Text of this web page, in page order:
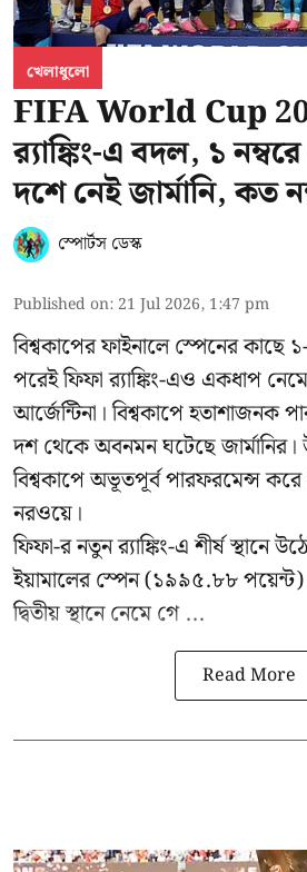
খেলাধুলো
FIFA World Cup
র‍্যাঙ্কিং-এ বদল, ১
দশে নেই জার্মানি, কত
স্পোর্টস ডেস্ক
Published on: 21 Jul 2026, 1:47 pm
বিশ্বকাপের ফাইনালে স্পেনের
পরেই ফিফা র‍্যাঙ্কিং-এও একধাপ
আর্জেন্টিনা। বিশ্বকাপে হতাশাজনক
দশ থেকে অবনমন ঘটেছে জার্মানির।
বিশ্বকাপে অভূতপূর্ব পারফরমেন্স
নরওয়ে।
ফিফা-র নতুন র‍্যাঙ্কিং-এ শীর্ষ স্থানে
ইয়ামালের স্পেন (১৯৯৫.৮৮ পয়েন্ট)।
দ্বিতীয় স্থানে নেমে গে ...
Read More